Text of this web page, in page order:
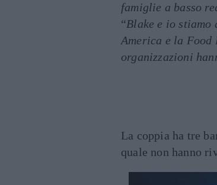
famiglie a basso
“Blake e io
America e la Food
organizzazioni
La coppia ha tre
quale non hanno